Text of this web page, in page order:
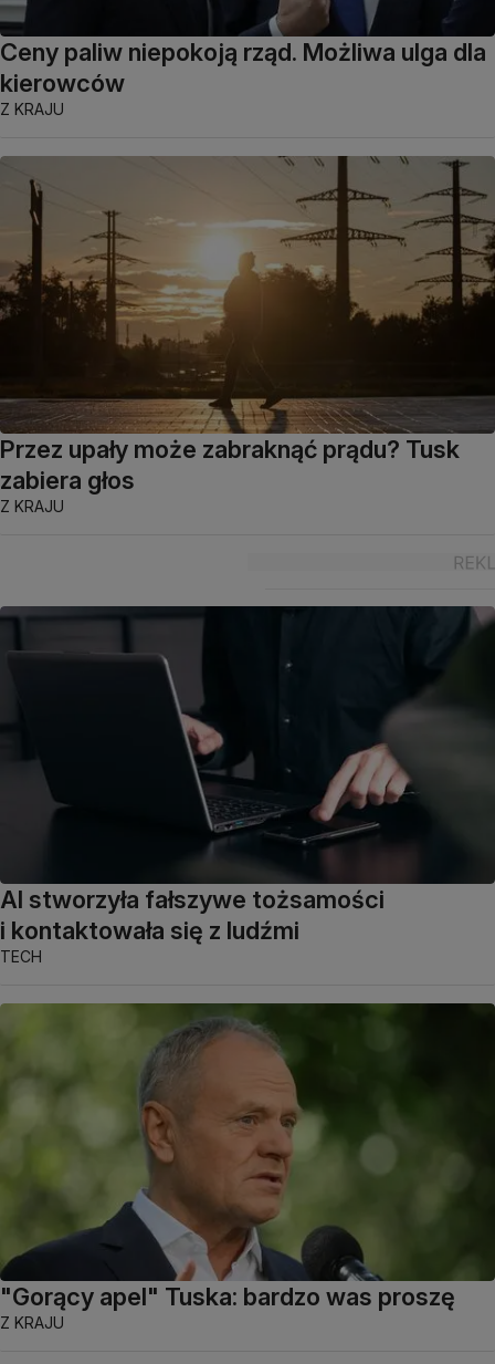
Ceny paliw niepokoją rząd. Możliwa ulga dla
kierowców
Z KRAJU
Przez upały może zabraknąć prądu? Tusk
zabiera głos
Z KRAJU
AI stworzyła fałszywe tożsamości
i kontaktowała się z ludźmi
TECH
"Gorący apel" Tuska: bardzo was proszę
Z KRAJU